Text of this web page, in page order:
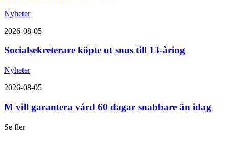
Nyheter
2026-08-05
Socialsekreterare köpte ut snus till 13-åring
Nyheter
2026-08-05
M vill garantera vård 60 dagar snabbare än idag
Se fler